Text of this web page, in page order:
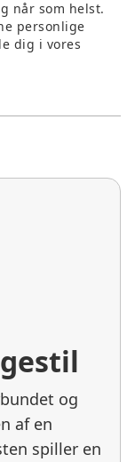
når som helst.
personlige
dig i vores
og
af en
spiller en